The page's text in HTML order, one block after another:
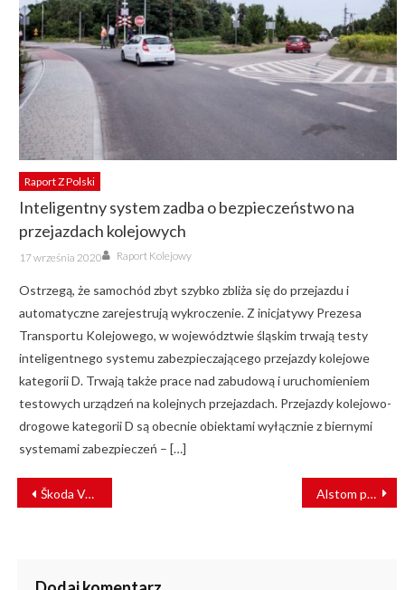
Raport Z Polski
Inteligentny system zadba o bezpieczeństwo na
przejazdach kolejowych
Posted
on
17 września 2020 Author
Raport Kolejowy
Ostrzegą, że samochód zbyt szybko zbliża się do przejazdu i
automatyczne zarejestrują wykroczenie. Z inicjatywy Prezesa
Transportu Kolejowego, w województwie śląskim trwają testy
inteligentnego systemu zabezpieczającego przejazdy kolejowe
kategorii D. Trwają także prace nad zabudową i uruchomieniem
testowych urządzeń na kolejnych przejazdach. Przejazdy kolejowo-
drogowe kategorii D są obecnie obiektami wyłącznie z biernymi
systemami zabezpieczeń – […]
NAWIGACJA
WPISU
Škoda Vagonka tworzy zakład w Ostrawie. Tam wyprodukuje tramwaje dla miasta Alstom pomoże wyjaśnić przyczyny katastrofy pociągu metra w Meksyku